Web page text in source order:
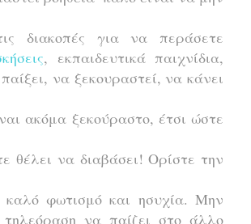
διακοπές για να περάσετε
, εκπαιδευτικά παιχνίδια,
να ξεκουραστεί, να κάνει
ακόμα ξεκούραστο, έτσι ώστε
θέλει να διαβάσει! Ορίστε την
φωτισμό και ησυχία. Μην
να παίζει στο άλλο